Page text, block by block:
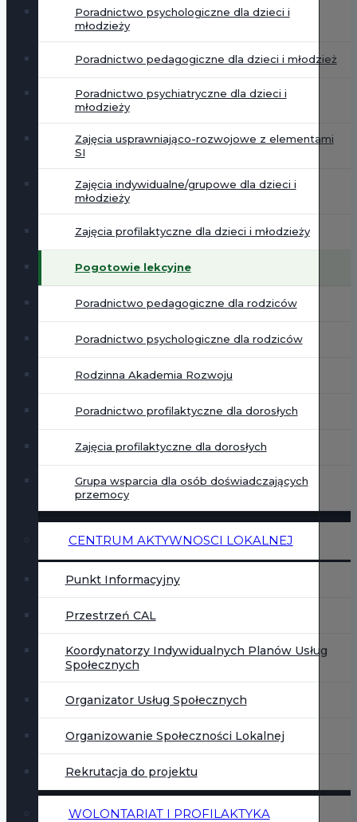
Poradnictwo psychologiczne dla dzieci i
młodzieży
Poradnictwo pedagogiczne dla dzieci i młodzież
Poradnictwo psychiatryczne dla dzieci i
młodzieży
Zajęcia usprawniająco-rozwojowe z elementami
SI
Zajęcia indywidualne/grupowe dla dzieci i
młodzieży
Zajęcia profilaktyczne dla dzieci i młodzieży
Pogotowie lekcyjne
Poradnictwo pedagogiczne dla rodziców
Poradnictwo psychologiczne dla rodziców
Rodzinna Akademia Rozwoju
Poradnictwo profilaktyczne dla dorosłych
Zajęcia profilaktyczne dla dorosłych
Grupa wsparcia dla osób doświadczających
przemocy
CENTRUM AKTYWNOSCI LOKALNEJ
Punkt Informacyjny
Przestrzeń CAL
Koordynatorzy Indywidualnych Planów Usług
Społecznych
Organizator Usług Społecznych
Organizowanie Społeczności Lokalnej
Rekrutacja do projektu
WOLONTARIAT I PROFILAKTYKA